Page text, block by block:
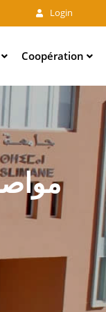
Login
Coopération